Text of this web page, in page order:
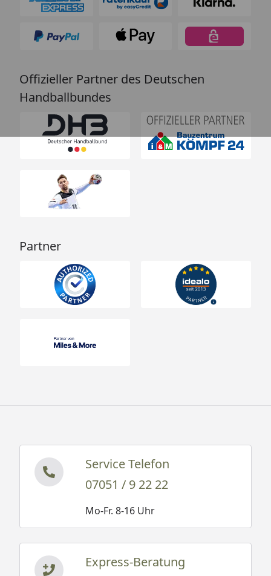
Offizieller Partner des Deutschen
Handballbundes
Partner
Service Telefon
07051 / 9 22 22
Mo-Fr. 8-16 Uhr
Express-Beratung